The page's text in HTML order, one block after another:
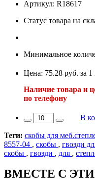
Артикул: R18617
Статус товара на
Минимальное
Цена: 75.28 руб. за 1
Наличие товара и
по телефону
В
Теги: скобы для
8557-04 , скобы , гвозди
скобы , гвозди , для ,
ВМЕСТЕ С